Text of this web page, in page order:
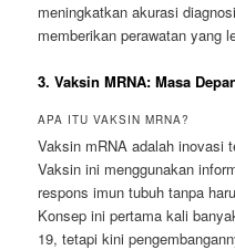
meningkatkan akurasi
memberikan perawatan yang
3. Vaksin MRNA: Masa
APA ITU VAKSIN MRNA?
Vaksin mRNA adalah inovasi
Vaksin ini menggunakan
respons imun tubuh tanpa
Konsep ini pertama kali
19, tetapi kini